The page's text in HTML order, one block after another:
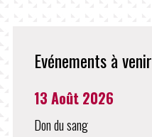
Evénements à venir
13 Août 2026
Don du sang